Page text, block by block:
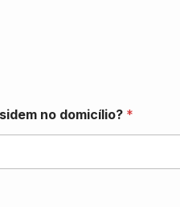
no domicílio? *